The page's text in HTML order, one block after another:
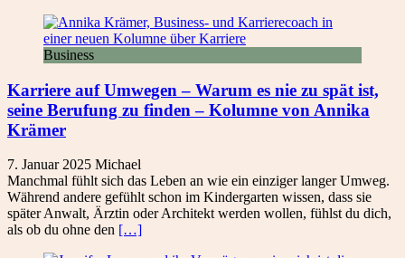
Business
Karriere auf Umwegen – Warum es nie zu spät ist,
seine Berufung zu finden – Kolumne von Annika
Krämer
7. Januar 2025 Michael
Manchmal fühlt sich das Leben an wie ein einziger langer Umweg.
Während andere gefühlt schon im Kindergarten wissen, dass sie
später Anwalt, Ärztin oder Architekt werden wollen, fühlst du dich,
als ob du ohne den […]